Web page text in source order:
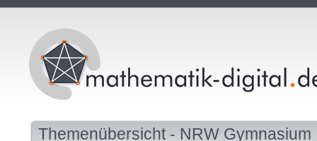
Themenübersicht - NRW Gymnasium